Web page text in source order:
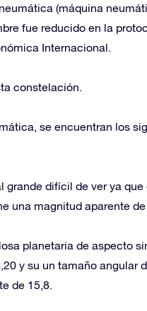
(máquina
fue reducido en la
Internacional.
constelación.
se encuentran los
grande difícil de ver ya
una magnitud aparente
planetaria de aspecto
y su un tamaño angular
de 15,8.